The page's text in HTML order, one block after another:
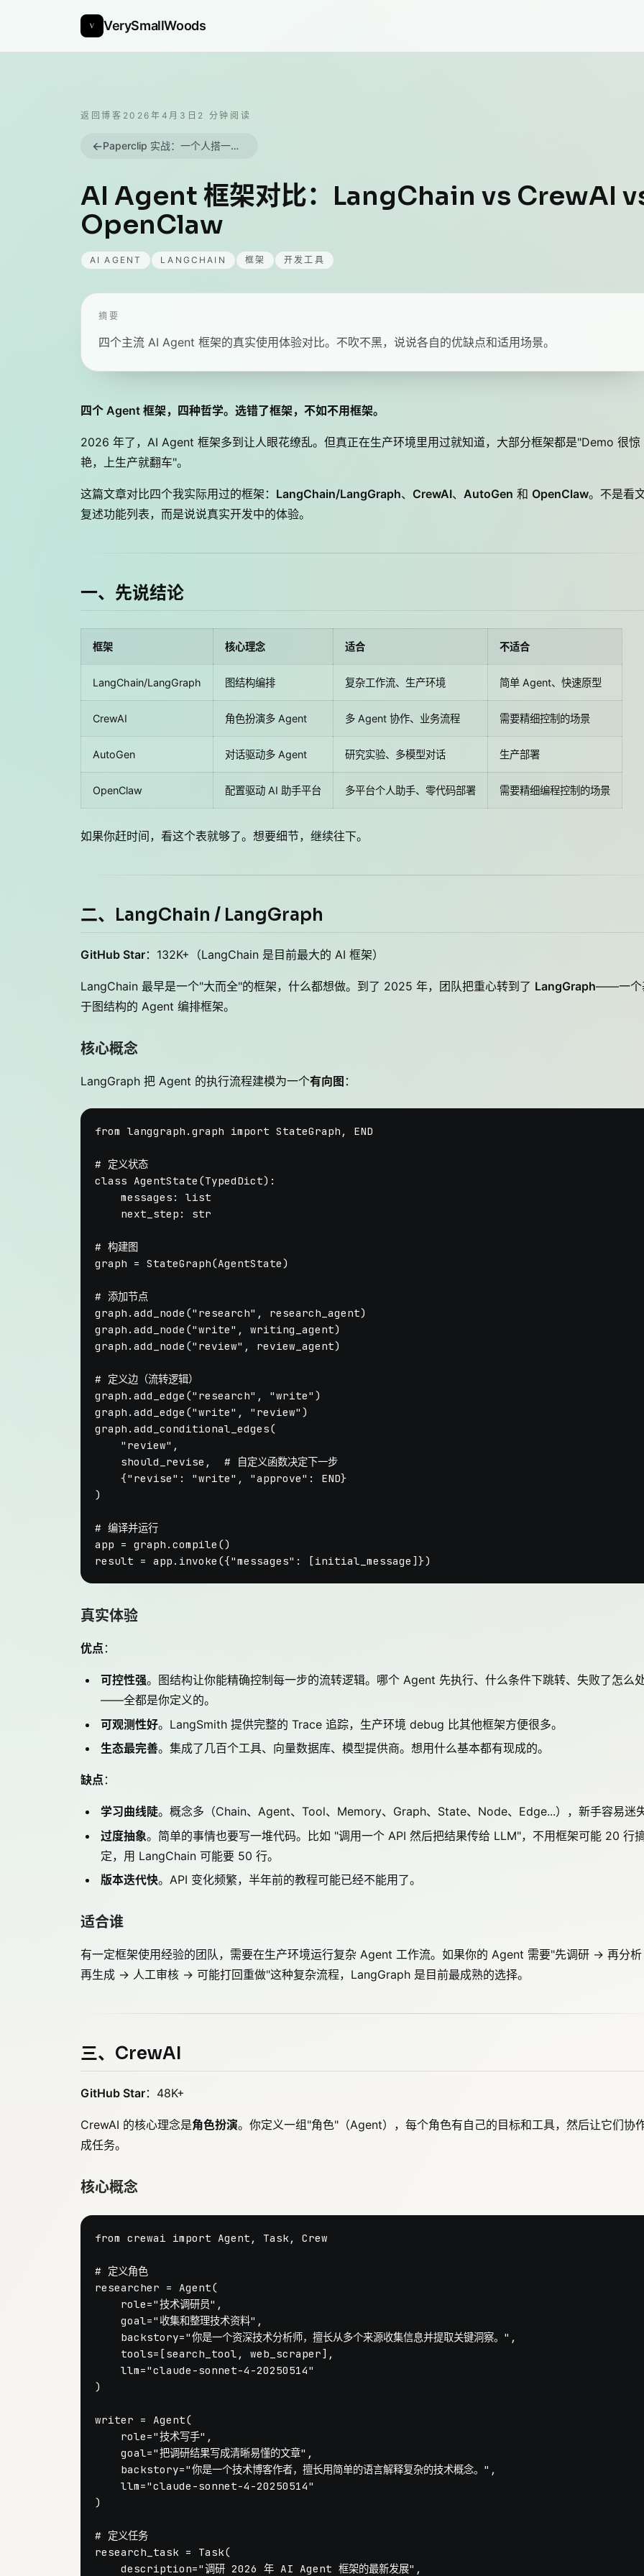
VerySmallWoods
返回博客 2026年4月3日 2 分钟阅读
← Paperclip 实战：一个人搭一个 AI 公司，从安装到跑起来
AI Agent 框架对比：LangChain vs CrewAI
OpenClaw
AI AGENT LANGCHAIN 框架 开发工具
摘要
四个主流 AI Agent 框架的真实使用体验对比。不吹不黑，说说各自的优缺点和适用场景。
四个 Agent 框架，四种哲学。选错了框架，不如不用框架。
2026 年了，AI Agent 框架多到让人眼花缭乱。但真正在生产环境里用过就知道，大部分框架都是"Demo 很惊
艳，上生产就翻车"。
这篇文章对比四个我实际用过的框架： LangChain/LangGraph、 CrewAI、 AutoGen 和 OpenClaw。不是看
复述功能列表，而是说说真实开发中的体验。
一、先说结论
框架 核心理念 适合 不适合
LangChain/LangGraph 图结构编排 复杂工作流、生产环境 简单 Agent、快速原型
CrewAI 角色扮演多 Agent 多 Agent 协作、业务流程 需要精细控制的场景
AutoGen 对话驱动多 Agent 研究实验、多模型对话 生产部署
OpenClaw 配置驱动 AI 助手平台 多平台个人助手、零代码部署 需要精细编程控制的场景
如果你赶时间，看这个表就够了。想要细节，继续往下。
二、LangChain / LangGraph
GitHub Star：132K+（LangChain 是目前最大的 AI 框架）
LangChain 最早是一个"大而全"的框架，什么都想做。到了 2025 年，团队把重心转到了 LangGraph——一个
于图结构的 Agent 编排框架。
核心概念
LangGraph 把 Agent 的执行流程建模为一个有向图 ：
from langgraph.graph import StateGraph, END
# 定义状态
class AgentState (TypedDict):
    messages:
list
    next_step:
str
# 构建图
graph = StateGraph(AgentState)
# 添加节点
graph.add_node("research" , research_agent)
graph.add_node("write" , writing_agent)
graph.add_node("review" , review_agent)
# 定义边（流转逻辑）
graph.add_edge("research" , "write" )
graph.add_edge("write" , "review" )
graph.add_conditional_edges(
"review" ,
    should_revise,
# 自定义函数决定下一步
    {
"revise" : "write" , "approve" : END}
)
# 编译并运行
app = graph. compile ()
result = app.invoke({"messages"
真实体验
优点 ：
可控性强。图结构让你能精确控制每一步的流转逻辑。哪个 Agent 先执行、什么条件下跳转、失败了怎么
——全都是你定义的。
可观测性好。LangSmith 提供完整的 Trace 追踪，生产环境 debug 比其他框架方便很多。
生态最完善。集成了几百个工具、向量数据库、模型提供商。想用什么基本都有现成的。
缺点 ：
学习曲线陡。概念多（Chain、Agent、Tool、Memory、Graph、State、Node、Edge...），新手容易迷
过度抽象。简单的事情也要写一堆代码。比如 "调用一个 API 然后把结果传给 LLM"，不用框架可能 20 行
定，用 LangChain 可能要 50 行。
版本迭代快。API 变化频繁，半年前的教程可能已经不能用了。
适合谁
有一定框架使用经验的团队，需要在生产环境运行复杂 Agent 工作流。如果你的 Agent 需要"先调研 → 再分
再生成 → 人工审核 → 可能打回重做"这种复杂流程，LangGraph 是目前最成熟的选择。
三、CrewAI
GitHub Star：48K+
CrewAI 的核心理念是角色扮演。你定义一组"角色"（Agent），每个角色有自己的目标和工具，然后让它们协
成任务。
核心概念
from crewai import Agent, Task, Crew
# 定义角色
researcher = Agent(
    role=
"技术调研员" ,
    goal=
"收集和整理技术资料" ,
    backstory=
"你是一个资深技术分析师，擅长从多个来源收集信息并提取关键洞察。" ,
    tools=[search_tool, web_scraper],
    llm=
"claude-sonnet-4-20250514"
)
writer = Agent(
    role=
"技术写手" ,
    goal=
"把调研结果写成清晰易懂的文章" ,
    backstory=
"你是一个技术博客作者，擅长用简单的语言解释复杂的技术概念。" ,
    llm=
"claude-sonnet-4-20250514"
)
# 定义任务
research_task = Task(
    description=
"调研 2026 年 AI Agent 框架的最新发展" ,